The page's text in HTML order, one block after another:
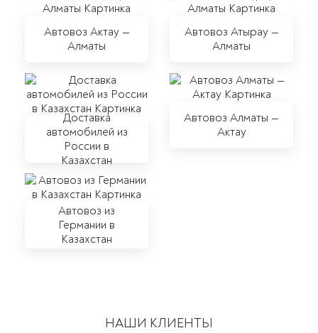
Автовоз Актау —
Алматы
Автовоз Атырау —
Алматы
Доставка
автомобилей из
России в
Казахстан
Автовоз Алматы —
Актау
Автовоз из
Германии в
Казахстан
НАШИ КЛИЕНТЫ